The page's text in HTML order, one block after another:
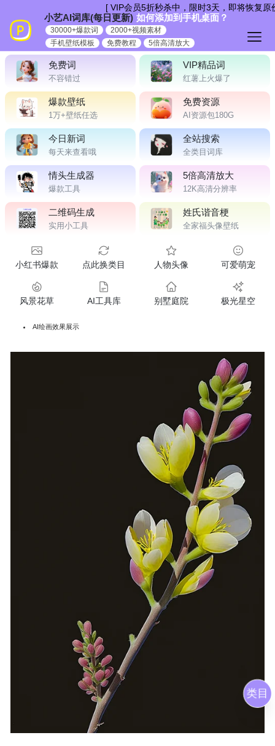
容
免费词
不容错过
VIP精品词
红薯上火爆了
爆款壁纸
1万+壁纸任选
免费资源
AI资源包180G
今日新词
每天来查看哦
全站搜索
全类目词库
情头生成器
爆款工具
5倍高清放大
12K高清分辨率
二维码生成
实用小工具
姓氏谐音梗
全家福头像壁纸
小红书爆款 点此换类目 人物头像 可爱萌宠
风景花草 AI工具库 别墅庭院 极光星空
AI绘画效果展示
[ VIP会员5折秒杀中，限时3天，即将恢复原
小艺AI词库(每日更新) 如何添加到手机桌面？
30000+爆款词
2000+视频素材
手机壁纸模板
免费教程 5倍高清放大
类目